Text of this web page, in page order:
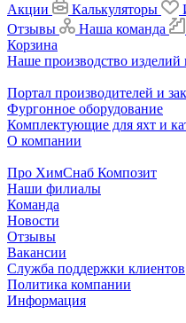
Акции
Калькуляторы
Отзывы
Наша команда
Корзина
Наше производство изделий
Портал производителей и
Фургонное оборудование
Комплектующие для яхт и
О компании
Про ХимСнаб Композит
Наши филиалы
Команда
Новости
Отзывы
Вакансии
Служба поддержки клиентов
Политика компании
Информация